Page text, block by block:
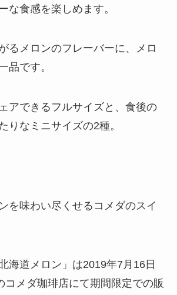
な食感を楽しめます。
るメロンのフレーバーに、メロ
品です。
アできるフルサイズと、食後の
りなミニサイズの2種。
を味わい尽くせるコメダのスイ
海道メロン」は2019年7月16日
コメダ珈琲店にて期間限定での販